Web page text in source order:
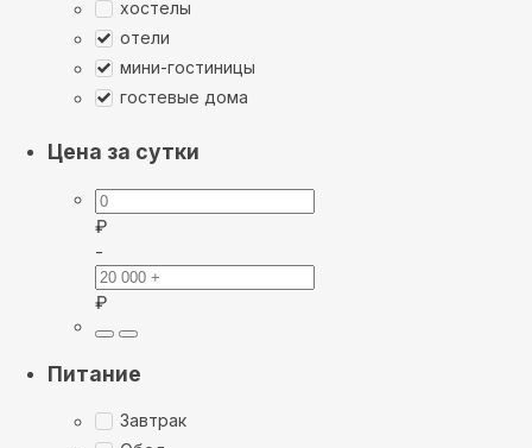
хостелы
отели
мини-гостиницы
гостевые дома
Цена за сутки
₽
-
₽
Питание
Завтрак